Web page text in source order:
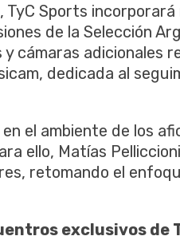
Sports
de la Selección
cámaras adicionales
dedicada al
el ambiente de los
ello, Matías
retomando el
exclusivos de